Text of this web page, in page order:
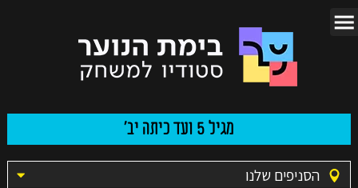
מגיל 5 ועד כיתה יב'
הסניפים שלנו